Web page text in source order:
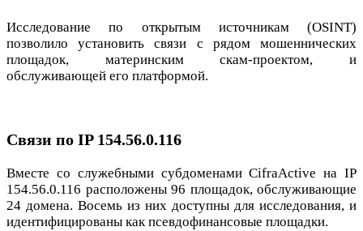
Исследование по открытым источникам (OSINT)
позволило установить связи с рядом мошеннических
площадок, материнским скам-проектом, и
обслуживающей его платформой.
Связи по IP 154.56.0.116
Вместе со служебными субдоменами CifraActive на IP
154.56.0.116 расположены 96 площадок, обслуживающие
24 домена. Восемь из них доступны для исследования, и
идентифицированы как псевдофинансовые площадки.